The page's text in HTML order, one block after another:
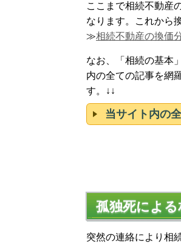
ここまで相続不動産
なります。これから
≫相続不動産の換価
なお、「相続の基本
内の全ての記事を網
す。↓↓
当サイト内の
孤独死によ
突然の連絡により相